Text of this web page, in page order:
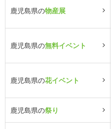
鹿児島県の物産展
鹿児島県の無料イベント
鹿児島県の花イベント
鹿児島県の祭り